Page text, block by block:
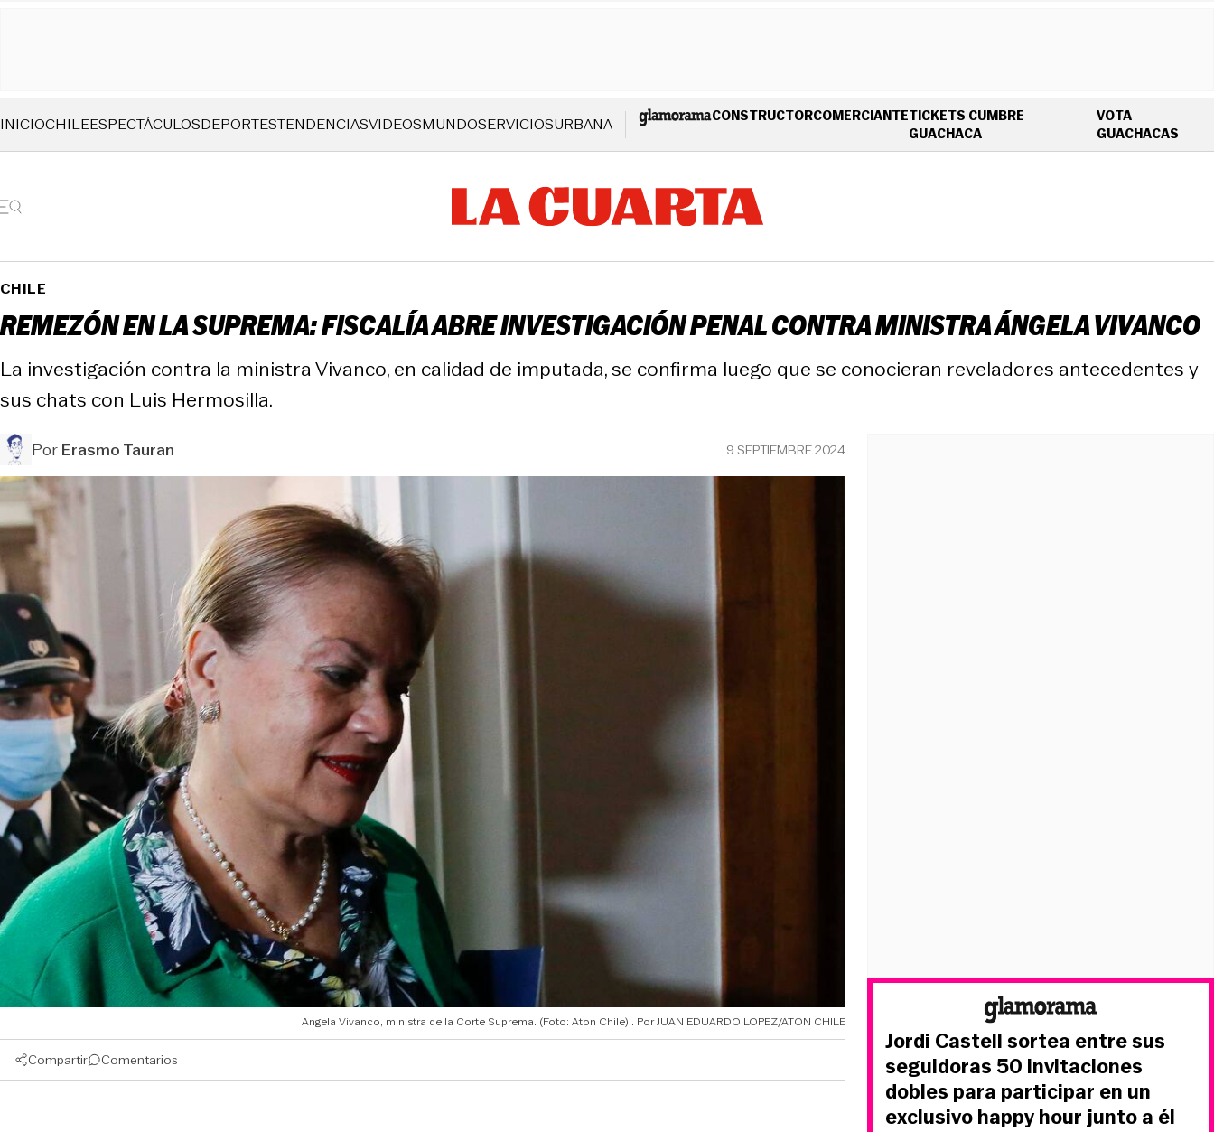
INICIOCHILEESPECTÁCULOSDEPORTESTENDENCIASVIDEOSMUNDOSERVICIOSURBANA CONSTRUCTORCOMERCIANTETICKETS CUMBRE
GUACHACAOPENS IN NEW WINDOW
VOTA
GUACHACAS
CHILE
REMEZÓN EN LA SUPREMA: FISCALÍA ABRE INVESTIGACIÓN PENAL CONTRA MINISTRA ÁNGELA VIVANCO
La investigación contra la ministra Vivanco, en calidad de imputada, se confirma luego que se conocieran reveladores antecedentes y
sus chats con Luis Hermosilla.
PorErasmo Tauran 9 SEPTIEMBRE 2024
Angela Vivanco, ministra de la Corte Suprema. (Foto: Aton Chile) JUAN EDUARDO LOPEZ/ATON CHILE
Compartir Comentarios
Jordi Castell sortea entre sus
seguidoras 50 invitaciones
dobles para participar en un
exclusivo happy hour junto a él